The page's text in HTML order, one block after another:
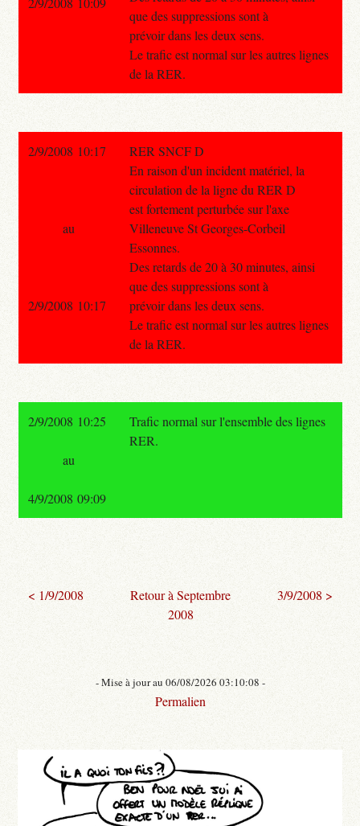
que des suppressions sont à
prévoir dans les deux sens.
Le trafic est normal sur les autres lignes
de la RER.
2/9/2008 10:17
RER SNCF D
En raison d'un incident matériel, la
circulation de la ligne du RER D
est fortement perturbée sur l'axe
Villeneuve St Georges-Corbeil
Essonnes.
Des retards de 20 à 30 minutes, ainsi
que des suppressions sont à
prévoir dans les deux sens.
Le trafic est normal sur les autres lignes
de la RER.
au
2/9/2008 10:17
2/9/2008 10:25
Trafic normal sur l'ensemble des lignes
RER.
au
4/9/2008 09:09
< 1/9/2008
Retour à Septembre
2008
3/9/2008 >
- Mise à jour au 06/08/2026 03:10:08 -
Permalien